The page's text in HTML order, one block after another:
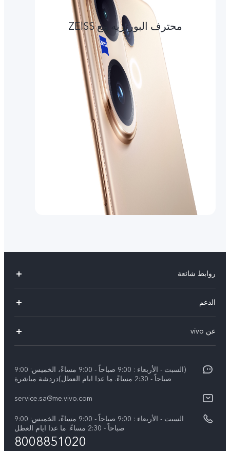
محترف البورتريه مع ZEISS
روابط شائعة
Y39 5G
V40 5G
V40 Lite 5G
الدعم
Funtouch OS
عن vivo
الأخبار
الإشعارات القانونية
نبذة عنا
(السبت - الأربعاء : 9:00 صباحاً - 9:00 مساءً، الخميس: 9:00
صباحاً - 2:30 مساءً. ما عدا ايام العطل)دردشة مباشرة
service.sa@me.vivo.com
السبت - الأربعاء : 9:00 صباحاً - 9:00 مساءً، الخميس: 9:00
صباحاً - 2:30 مساءً. ما عدا ايام العطل
8008851020